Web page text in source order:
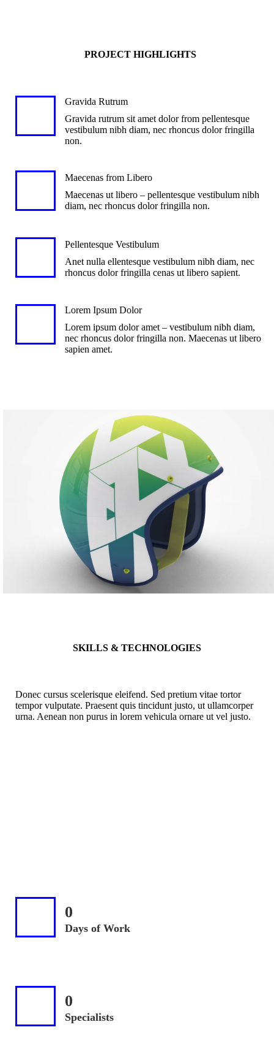
PROJECT HIGHLIGHTS
Gravida Rutrum
Gravida rutrum sit amet dolor from pellentesque
vestibulum nibh diam, nec rhoncus dolor fringilla
non.
Maecenas from Libero
Maecenas ut libero – pellentesque vestibulum nibh
diam, nec rhoncus dolor fringilla non.
Pellentesque Vestibulum
Anet nulla ellentesque vestibulum nibh diam, nec
rhoncus dolor fringilla cenas ut libero sapient.
Lorem Ipsum Dolor
Lorem ipsum dolor amet – vestibulum nibh diam,
nec rhoncus dolor fringilla non. Maecenas ut libero
sapien amet.
SKILLS & TECHNOLOGIES
Donec cursus scelerisque eleifend. Sed pretium vitae tortor
tempor vulputate. Praesent quis tincidunt justo, ut ullamcorper
urna. Aenean non purus in lorem vehicula ornare ut vel justo.
0
Days of Work
0
Specialists